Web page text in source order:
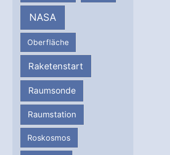
NASA
Oberfläche
Raketenstart
Raumsonde
Raumstation
Roskosmos